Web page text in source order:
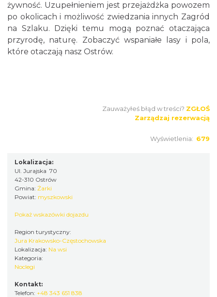
żywność. Uzupełnieniem jest przejażdżka powozem
po okolicach i możliwość zwiedzania innych Zagród
na Szlaku. Dzięki temu mogą poznać otaczająca
przyrodę, naturę. Zobaczyć wspaniałe lasy i pola,
które otaczają nasz Ostrów.
Zauważyłeś błąd w treści? ZGŁOŚ
Zarządzaj rezerwacją
Wyświetlenia: 679
Lokalizacja:
Ul. Jurajska 70
42-310 Ostrów
Gmina: Żarki
Powiat: myszkowski
Pokaż wskazówki dojazdu
Region turystyczny:
Jura Krakowsko-Częstochowska
Lokalizacja: Na wsi
Kategoria:
Noclegi
Kontakt:
Telefon: +48 343 651 838